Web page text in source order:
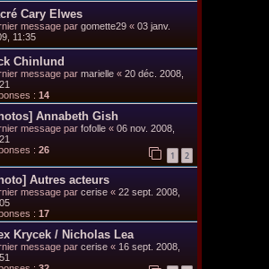
Cary Elwes
message par gomette29 « 03 janv.
11:35
Chinlund
message par marielle « 20 déc. 2008,
: 14
Annabeth Gish
message par fofolle « 06 nov. 2008,
: 26 1 2
Autres acteurs
message par cerise « 22 sept. 2008,
: 17
Krycek / Nicholas Lea
message par cerise « 16 sept. 2008,